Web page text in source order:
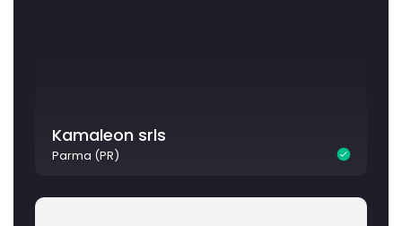
Kamaleon srls
Parma (PR)